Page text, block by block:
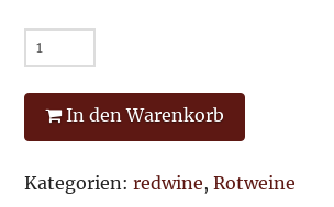
Bester
Freund
2021
Menge
In den Warenkorb
Kategorien:redwine,Rotweine